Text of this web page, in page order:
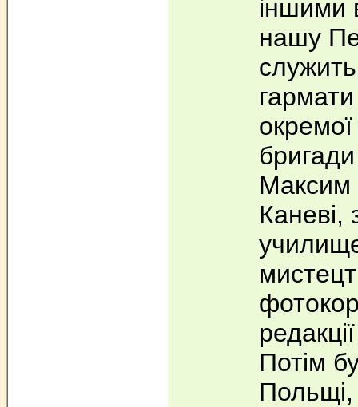
іншими
нашу
Максим
Каневі,
Потім